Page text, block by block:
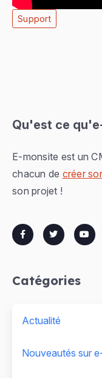
Support
Qu'est ce
E-monsite est un
chacun de créer
son projet !
Catégories
Actualité
Nouveautés sur